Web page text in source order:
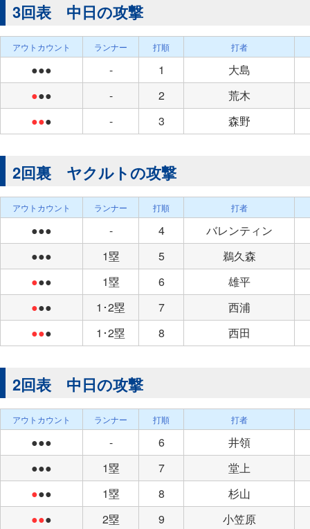
3回表 中日の攻撃
アウトカウント ランナー 打順 打者
●●● - 1
大島
●●● - 2
荒木
●●● - 3 森野
2回裏 ヤクルトの攻撃
アウトカウント ランナー 打順 打者
●●● - 4
バレンティン
●●●
1塁 5
鵜久森
●●● 1塁 6
雄平
●●● 1･2塁 7
西浦
●●● 1･2塁 8 西田
2回表 中日の攻撃
アウトカウント ランナー 打順 打者
●●● - 6
井領
●●●
1塁 7
堂上
●●● 1塁 8
杉山
●●● 2塁 9 小笠原